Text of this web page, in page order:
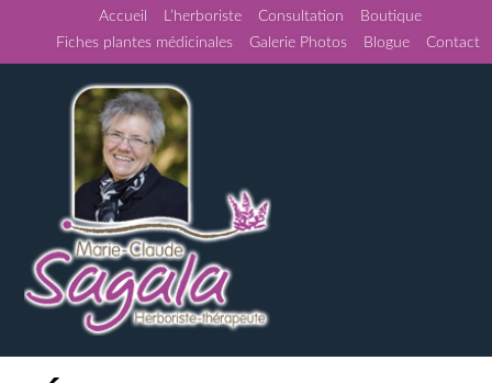
Accueil L’herboriste Consultation
Boutique
Fiches plantes médicinales
Galerie Photos Blogue Contact